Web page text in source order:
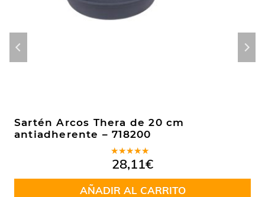
Sartén Arcos Thera de 20 cm
antiadherente – 718200
Valorado
en5.00de
5
28,11€
AÑADIR AL CARRITO